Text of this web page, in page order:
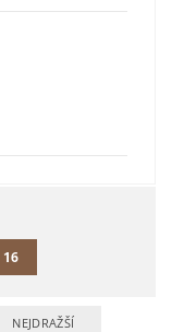
16
NEJDRAŽŠÍ